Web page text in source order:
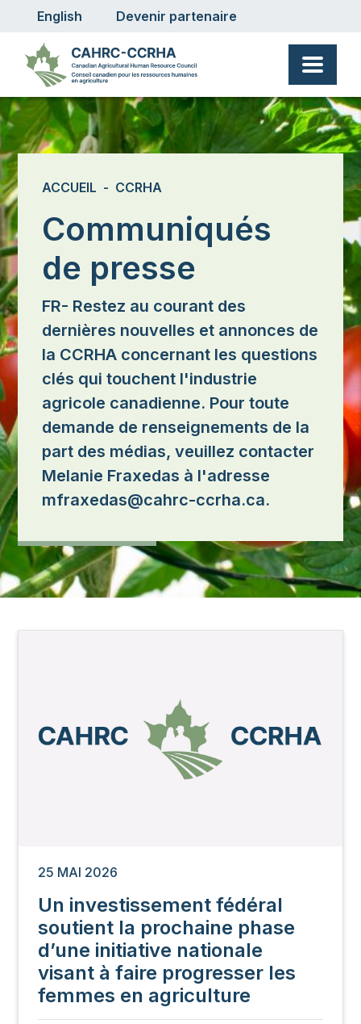
Aller au contenu principal
English User account menu
Devenir partenaire
Fil d'Ariane
ACCUEIL CCRHA
Communiqués
de presse
FR- Restez au courant des
dernières nouvelles et annonces de
la CCRHA concernant les questions
clés qui touchent l'industrie
agricole canadienne. Pour toute
demande de renseignements de la
part des médias, veuillez contacter
Melanie Fraxedas à l'adresse
mfraxedas@cahrc-ccrha.ca.
25 MAI 2026
Un investissement fédéral
soutient la prochaine phase
d’une initiative nationale
visant à faire progresser les
femmes en agriculture